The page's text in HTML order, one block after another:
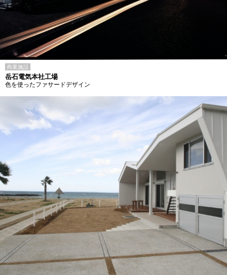
商業施設
岳石電気本社工場
色を使ったファサードデザイン